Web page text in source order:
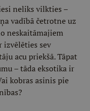
neliks vilkties –
vadībā četrotne uz
neskaitāmajiem
sev
acu priekšā. Tāpat
– tāda eksotika ir
kobras asinis pie